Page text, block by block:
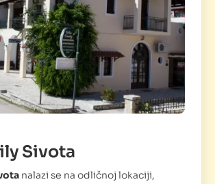
Sivota
nalazi se na odličnoj lokaciji,